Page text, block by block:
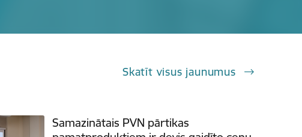
Skatīt visus jaunumus
Samazinātais PVN pārtikas